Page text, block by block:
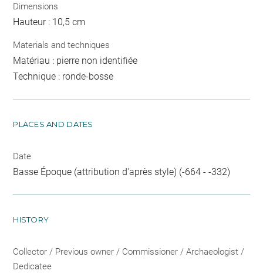
Dimensions
Hauteur : 10,5 cm
Materials and techniques
Matériau : pierre non identifiée
Technique : ronde-bosse
PLACES AND DATES
Date
Basse Époque (attribution d'après style) (-664 - -332)
HISTORY
Collector / Previous owner / Commissioner / Archaeologist /
Dedicatee